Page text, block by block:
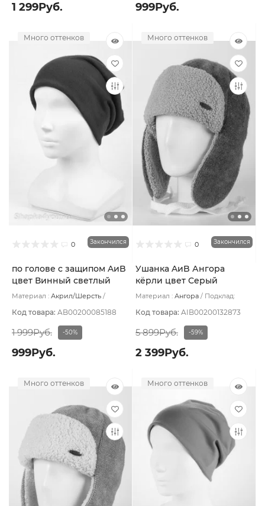
1 299Руб. 999Руб.
Много оттенков
0 Закончился
по голове с защипом AиB
цвет Винный светлый
Материал : Акрил/Шерсть
Код товара: AB00200085188
1 999Руб. -50%
999Руб.
Много оттенков
0 Закончился
Ушанка AиB Ангора
кёрли цвет Серый
темный/Серый светлый
Материал : Ангора
Подклад:
Код товара: AIB00200132873
5 899Руб. -59%
2 399Руб.
Много оттенков Много оттенков